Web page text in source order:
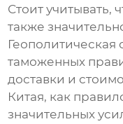
Стоит учитывать,
также
Геополитическая
таможенных
доставки и
Китая, как
значительных